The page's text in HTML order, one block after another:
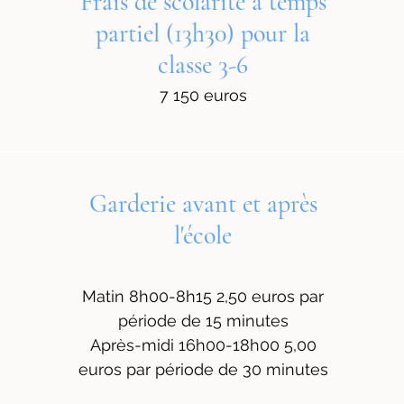
partiel (13h30) pour la
classe 3-6
7 150 euros
Garderie avant et après
l'école
Matin 8h00-8h15 2,50 euros par
période de 15 minutes
Après-midi 16h00-18h00 5,00
euros par période de 30 minutes